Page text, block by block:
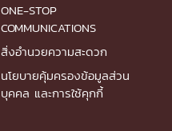
ONE-STOP
COMMUNICATIONS
สิ่งอำนวยความสะดวก
นโยบายคุ้มครองข้อมูลส่วน
บุคคล และการใช้คุกกี้